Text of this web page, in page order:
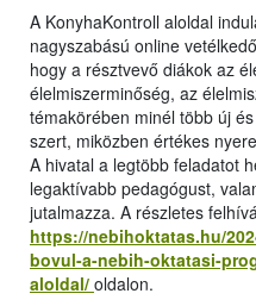
A KonyhaKontroll aloldal
nagyszabású online
hogy a résztvevő diákok az
élelmiszerminőség, az
témakörében minél több új
szert, miközben értékes
A hivatal a legtöbb feladatot
legaktívabb pedagógust,
jutalmazza. A részletes
https://nebihoktatas.hu/
bovul-a-nebih-oktatasi-
aloldal/ oldalon.